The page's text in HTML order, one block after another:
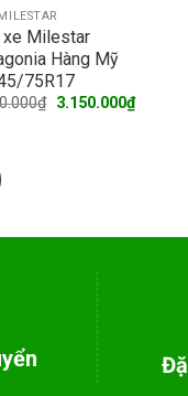
xe Milestar
Hàng Mỹ
75R17
₫ Original
3.150.000₫Current